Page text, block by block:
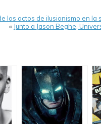
los actos de ilusionismo en la
« Junto a Jason Beghe,